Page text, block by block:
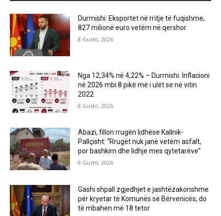
Durmishi: Eksportet në rritje të fuqishme,
827 milionë euro vetëm në qershor
8 Gusht, 2026
Nga 12,34% në 4,22% – Durmishi: Inflacioni
në 2026 mbi 8 pikë më i ulët se në vitin
2022
8 Gusht, 2026
Abazi, fillon rrugën lidhëse Kallnik-
Pallçisht: “Rrugët nuk janë vetëm asfalt,
por bashkim dhe lidhje mes qytetarëve”
8 Gusht, 2026
Gashi shpall zgjedhjet e jashtëzakonshme
për kryetar të Komunës së Bërvenicës, do
të mbahen më 18 tetor